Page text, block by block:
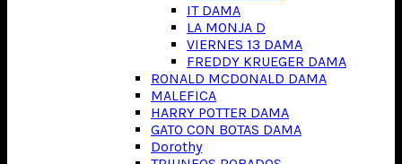
IT DAMA
LA MONJA D
VIERNES 13 DAMA
FREDDY KRUEGER DAMA
RONALD MCDONALD DAMA
MALEFICA
HARRY POTTER DAMA
GATO CON BOTAS DAMA
Dorothy